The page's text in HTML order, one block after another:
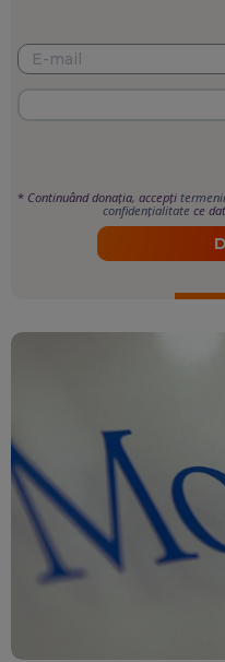
* Continuând donația, accepți
confidențialitate ce